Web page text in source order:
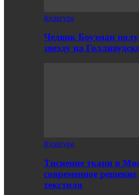
Культура
Чедвик Боузман
звезду на
Культура
Тиснение ткани в
современное
текстиля